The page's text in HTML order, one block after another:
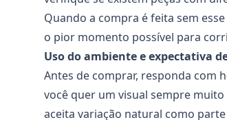
Quando a compra é feita sem
o pior momento possível para
Uso do ambiente e expectativa
Antes de comprar, responda com
você quer um visual sempre
aceita variação natural como